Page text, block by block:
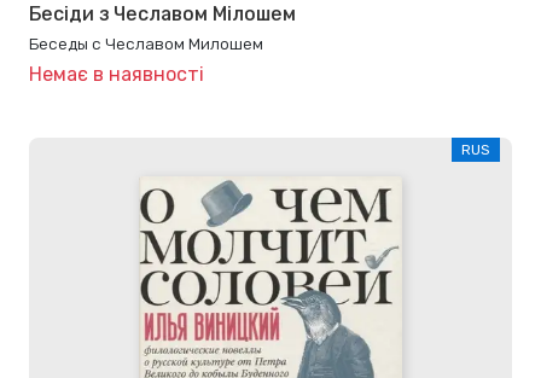
Бесіди з Чеславом Мілошем
Беседы с Чеславом Милошем
Немає в наявності
RUS